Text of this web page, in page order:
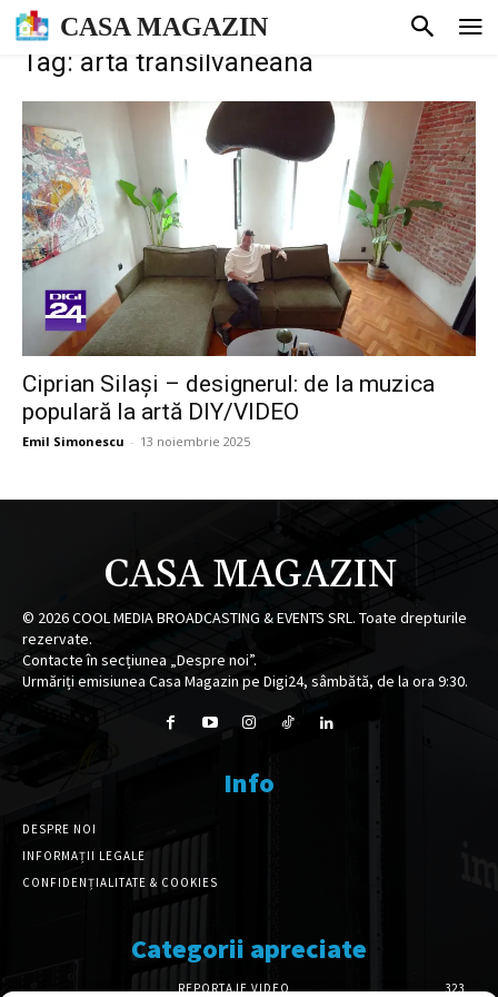
CASA MAGAZIN
Tag: arta transilvaneana
Ciprian Silași – designerul: de la muzica
populară la artă DIY/VIDEO
Emil Simonescu - 13 noiembrie 2025
CASA MAGAZIN
© 2026COOL MEDIA BROADCASTING & EVENTS SRL. Toate drepturile
rezervate.
Contacte în secțiunea „Despre noi”.
Urmăriți emisiunea Casa Magazin pe Digi24, sâmbătă, de la ora 9:30.
Info
DESPRE NOI
INFORMAȚII LEGALE
CONFIDENȚIALITATE & COOKIES
Categorii apreciate
REPORTAJE VIDEO 323